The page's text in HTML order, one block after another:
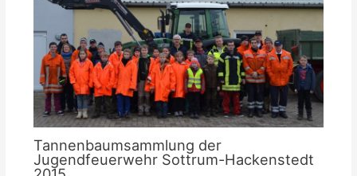
Tannenbaumsammlung der
Jugendfeuerwehr Sottrum-Hackenstedt